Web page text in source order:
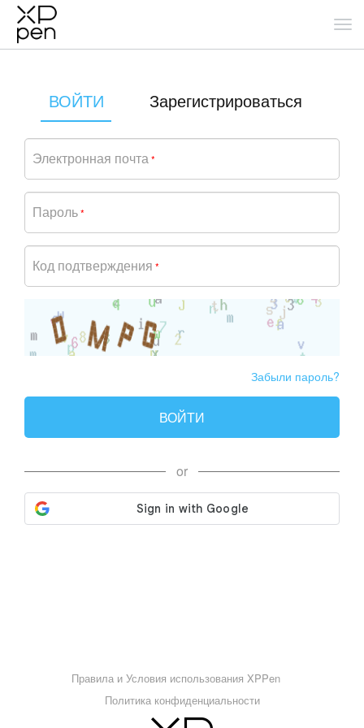
ВОЙТИ Зарегистрироваться
Электронная почта*
Пароль*
Код подтверждения *
Забыли пароль?
ВОЙТИ
or
Правила и Условия использования XPPen
Политика конфиденциальности